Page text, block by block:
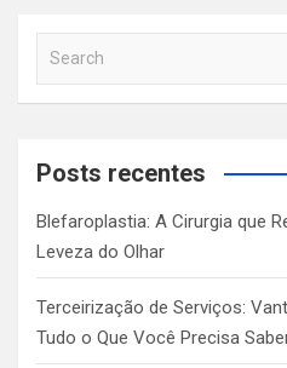
a
c
Posts recentes
Blefaroplastia: A Cirurgia que
Leveza do Olhar
Terceirização de Serviços:
Tudo o Que Você Precisa